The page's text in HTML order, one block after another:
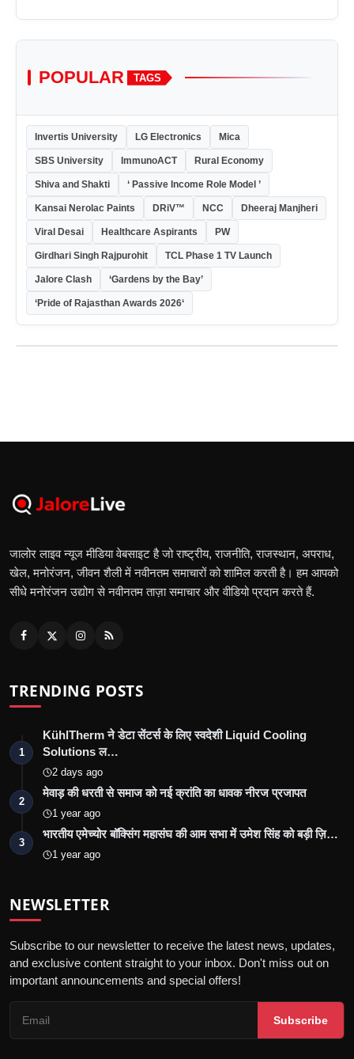
POPULAR TAGS
Invertis University LG Electronics Mica
SBS University ImmunoACT Rural Economy
Shiva and Shakti ‘ Passive Income Role Model ’
Kansai Nerolac Paints DRiV™ NCC Dheeraj Manjheri
Viral Desai Healthcare Aspirants PW
Girdhari Singh Rajpurohit TCL Phase 1 TV Launch
Jalore Clash ‘Gardens by the Bay’
‘Pride of Rajasthan Awards 2026‘
जालोर लाइव न्यूज मीडिया वेबसाइट है जो राष्ट्रीय, राजनीति, राजस्थान, अपराध,
खेल, मनोरंजन, जीवन शैली में नवीनतम समाचारों को शामिल करती है। हम आपको
सीधे मनोरंजन उद्योग से नवीनतम ताज़ा समाचार और वीडियो प्रदान करते हैं.
TRENDING POSTS
1
KühlTherm ने डेटा सेंटर्स के लिए स्वदेशी Liquid Cooling
Solutions ल…
2 days ago
2
मेवाड़ की धरती से समाज को नई क्रांति का धावक नीरज प्रजापत
1 year ago
3
भारतीय एमेच्योर बॉक्सिंग महासंघ की आम सभा में उमेश सिंह को बड़ी ज़ि…
1 year ago
NEWSLETTER
Subscribe to our newsletter to receive the latest news, updates,
and exclusive content straight to your inbox. Don't miss out on
important announcements and special offers!
Subscribe